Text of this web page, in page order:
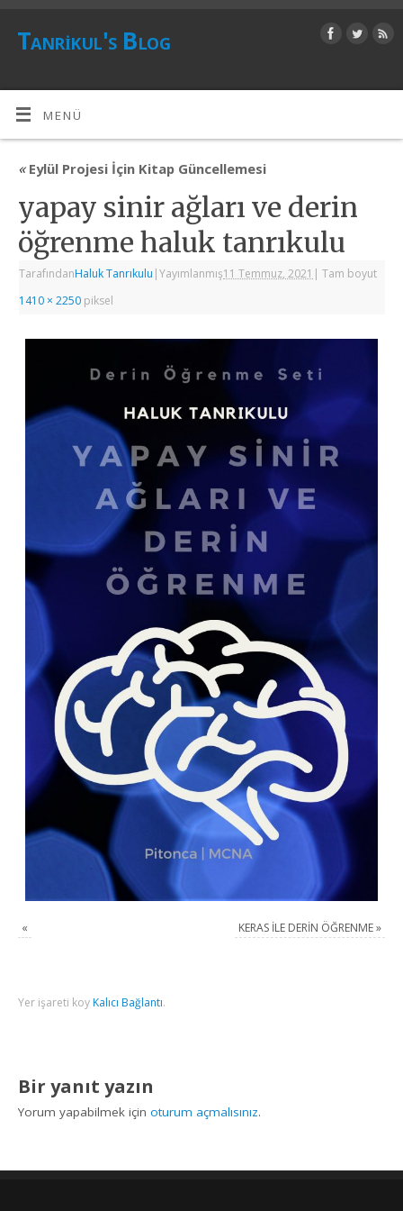
Tanrikul's Blog
MENÜ
«Eylül Projesi İçin Kitap Güncellemesi
yapay sinir ağları ve derin
öğrenme haluk tanrıkulu
TarafındanHaluk Tanrıkulu |Yayımlanmış11 Temmuz, 2021 | Tam boyut
1410 × 2250 piksel
« KERAS İLE DERİN ÖĞRENME»
Yer işareti koy Kalıcı Bağlantı.
Bir yanıt yazın
Yorum yapabilmek içinoturum açmalısınız.